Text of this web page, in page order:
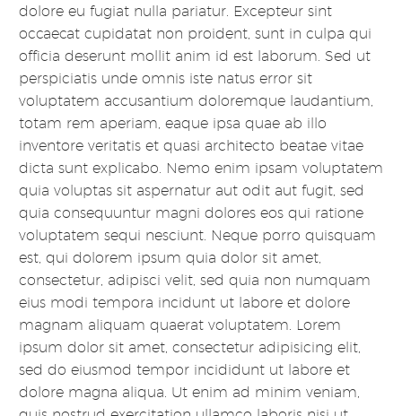
dolore eu fugiat nulla pariatur. Excepteur sint
occaecat cupidatat non proident, sunt in culpa qui
officia deserunt mollit anim id est laborum. Sed ut
perspiciatis unde omnis iste natus error sit
voluptatem accusantium doloremque laudantium,
totam rem aperiam, eaque ipsa quae ab illo
inventore veritatis et quasi architecto beatae vitae
dicta sunt explicabo. Nemo enim ipsam voluptatem
quia voluptas sit aspernatur aut odit aut fugit, sed
quia consequuntur magni dolores eos qui ratione
voluptatem sequi nesciunt. Neque porro quisquam
est, qui dolorem ipsum quia dolor sit amet,
consectetur, adipisci velit, sed quia non numquam
eius modi tempora incidunt ut labore et dolore
magnam aliquam quaerat voluptatem. Lorem
ipsum dolor sit amet, consectetur adipisicing elit,
sed do eiusmod tempor incididunt ut labore et
dolore magna aliqua. Ut enim ad minim veniam,